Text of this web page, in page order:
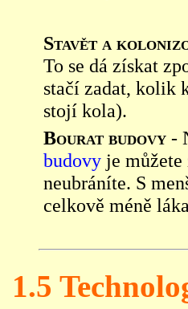
Stavět a
To se dá získat
stačí zadat, kolik
stojí kola).
Bourat budovy -
budovy je
neubráníte. S
celkově méně
1.5